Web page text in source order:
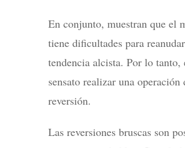
En conjunto, muestran que el
tiene dificultades para
tendencia alcista. Por lo tanto,
sensato realizar una operación
reversión.
Las reversiones bruscas son